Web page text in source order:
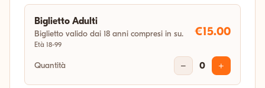
sab 19 dic 2026
18:00
gio 31 dic 2026
Biglietto Adulti
Biglietto valido dai 18 anni compresi in su.
Età 18-99
€15.00
Quantità − 0 +